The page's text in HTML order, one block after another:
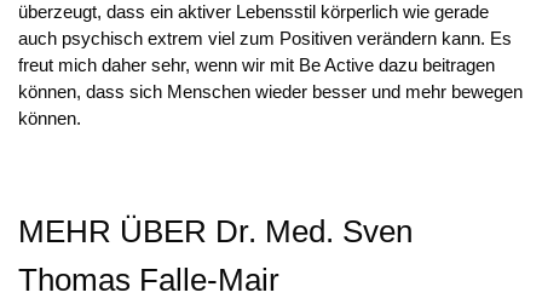
überzeugt, dass ein aktiver Lebensstil körperlich wie gerade
auch psychisch extrem viel zum Positiven verändern kann. Es
freut mich daher sehr, wenn wir mit Be Active dazu beitragen
können, dass sich Menschen wieder besser und mehr bewegen
können.
MEHR ÜBER Dr. Med. Sven
Thomas Falle-Mair